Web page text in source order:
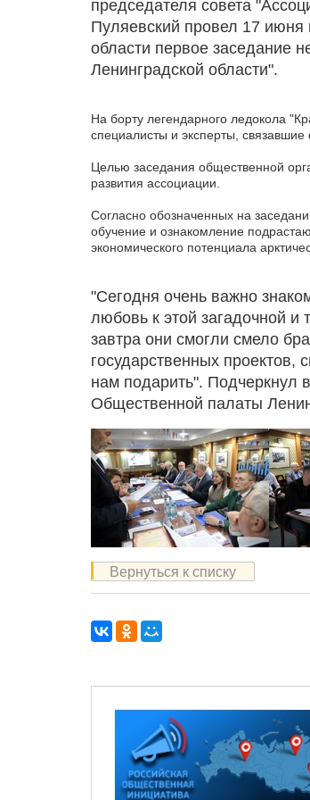
председателя совета
Пуляевский провел 17
области первое заседание
Ленинградской области".
На борту легендарного ледокола
специалисты и эксперты, связавшие
Целью заседания общественной
развития ассоциации.
Согласно обозначенных на
обучение и ознакомление
экономического потенциала
"Сегодня очень важно
любовь к этой загадочной и
завтра они смогли смело
государственных проектов,
нам подарить". Подчеркнул
Общественной палаты
Вернуться к списку